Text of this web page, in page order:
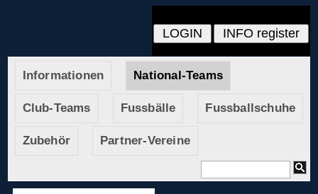
Informationen National-Teams
Club-Teams Fussbälle Fussballschuhe
Zubehör Partner-Vereine